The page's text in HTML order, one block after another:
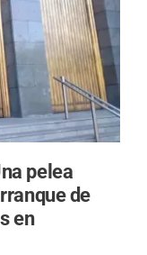
pelea
de
en